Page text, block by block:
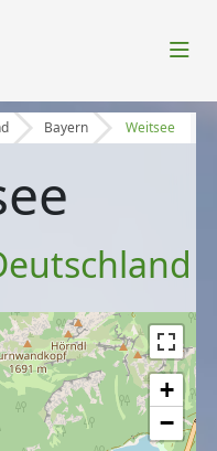
Bayern Weitsee
+
−